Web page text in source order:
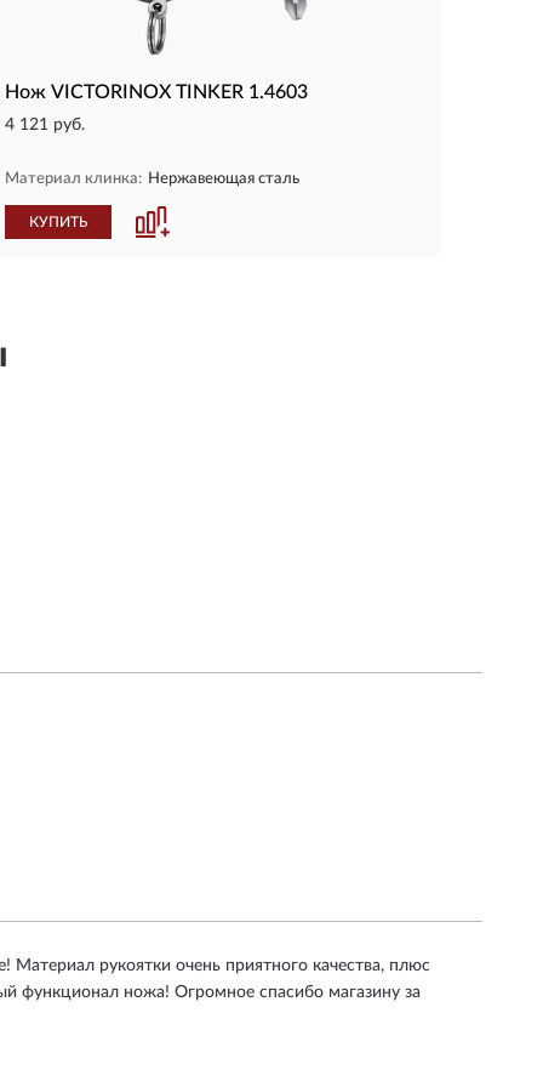
Нож VICTORINOX TINKER 1.4603
4 121 руб.
Материал клинка: Нержавеющая сталь
КУПИТЬ
рукоятки очень приятного качества, плюс
функционал ножа! Огромное спасибо магазину за